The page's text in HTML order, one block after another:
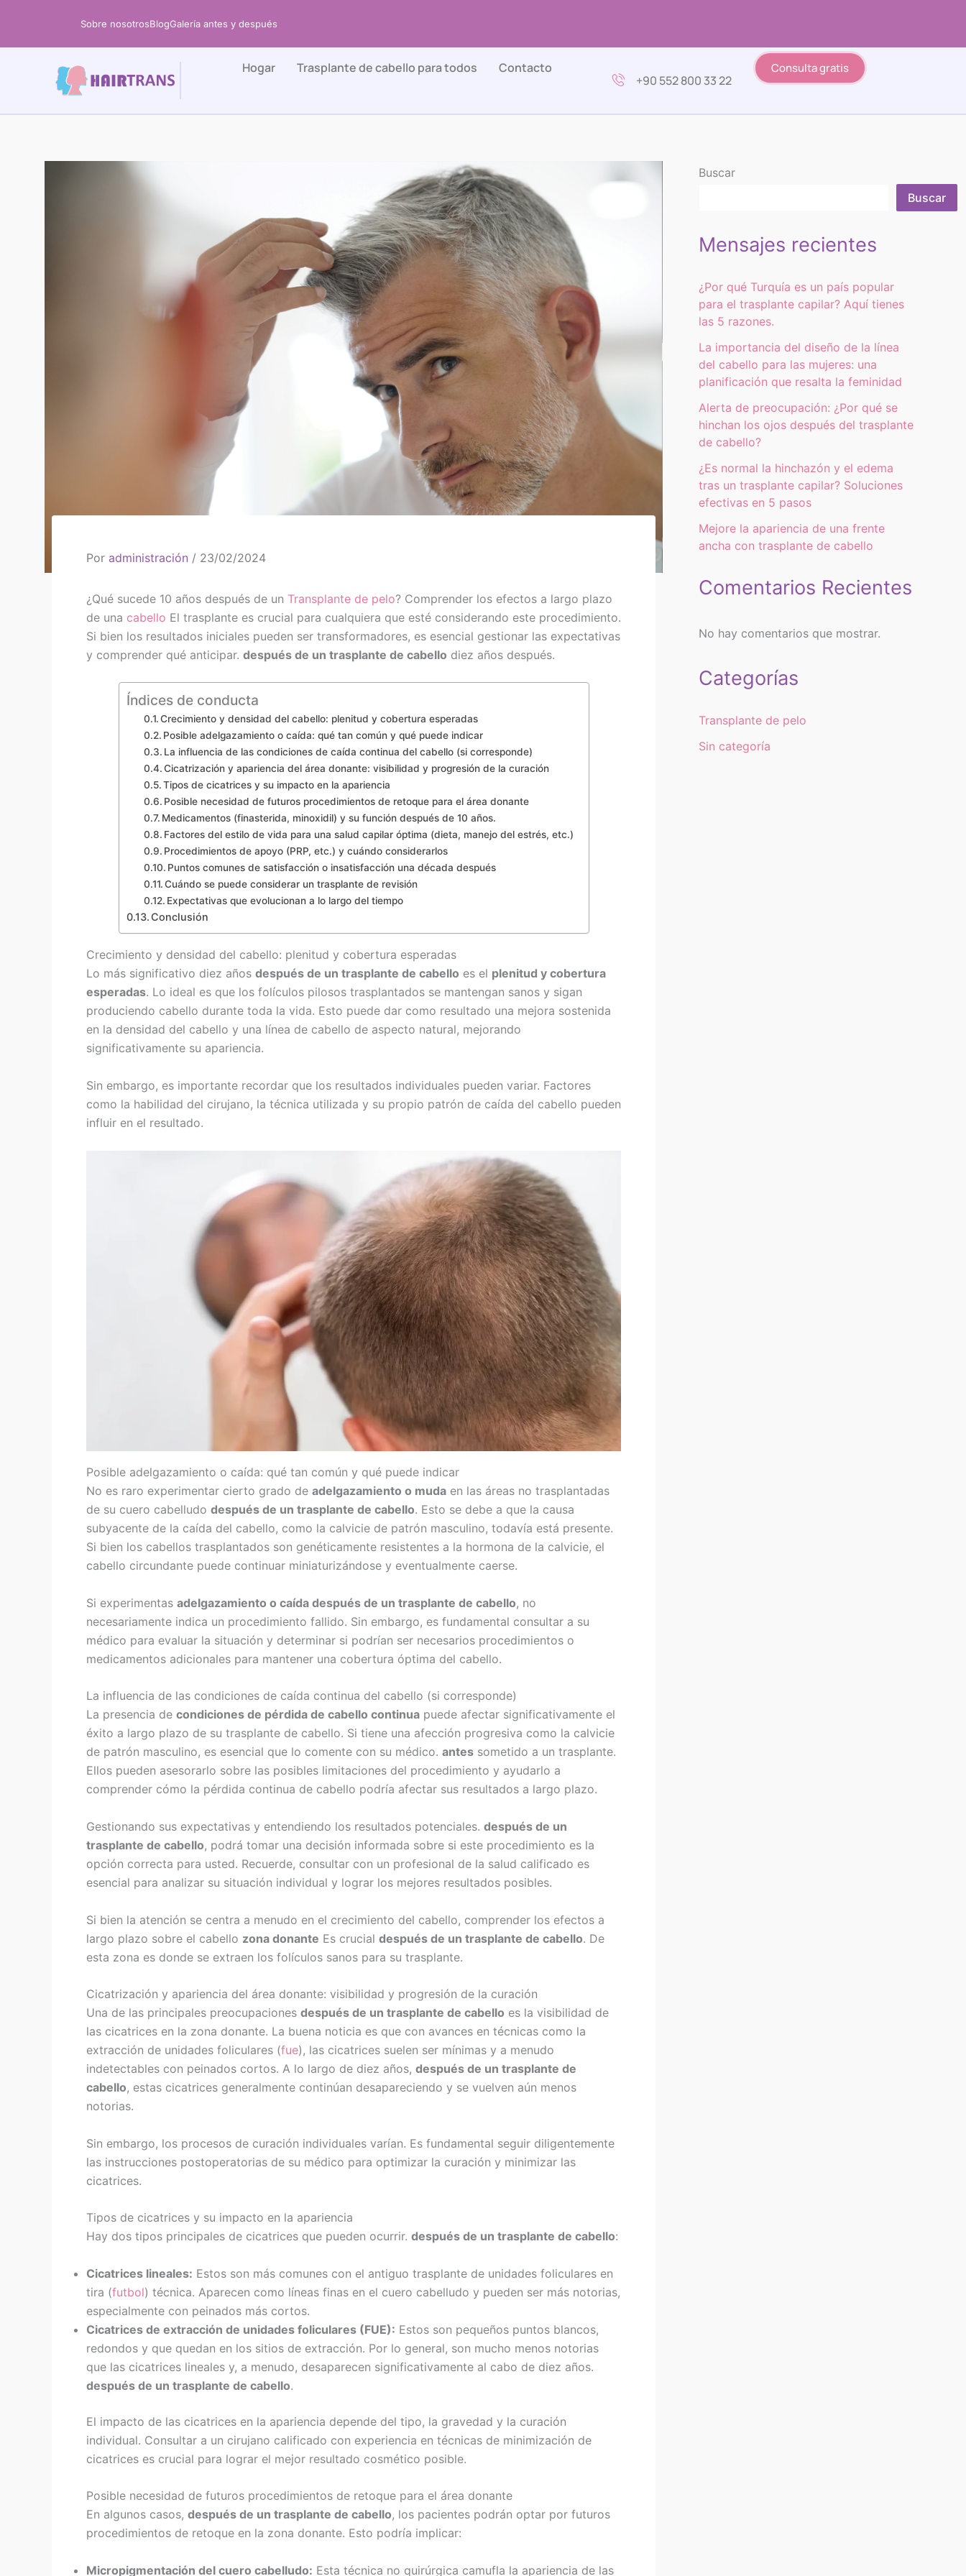
contenido
Sobre nosotrosBlogGalería antes y después
Hogar Trasplante de cabello para todos
Contacto
+90 552 800 33 22
Consulta gratis
Por administración / 23/02/2024
¿Qué sucede 10 años después de un Transplante de pelo? Comprender los efectos a largo plazo
de una cabello El trasplante es crucial para cualquiera que esté considerando este procedimiento.
Si bien los resultados iniciales pueden ser transformadores, es esencial gestionar las expectativas
y comprender qué anticipar. después de un trasplante de cabello diez años después.
Índices de conducta
Crecimiento y densidad del cabello: plenitud y cobertura esperadas
Posible adelgazamiento o caída: qué tan común y qué puede indicar
La influencia de las condiciones de caída continua del cabello (si corresponde)
Cicatrización y apariencia del área donante: visibilidad y progresión de la curación
Tipos de cicatrices y su impacto en la apariencia
Posible necesidad de futuros procedimientos de retoque para el área donante
Medicamentos (finasterida, minoxidil) y su función después de 10 años.
Factores del estilo de vida para una salud capilar óptima (dieta, manejo del estrés, etc.)
Procedimientos de apoyo (PRP, etc.) y cuándo considerarlos
Puntos comunes de satisfacción o insatisfacción una década después
Cuándo se puede considerar un trasplante de revisión
Expectativas que evolucionan a lo largo del tiempo
Conclusión
Crecimiento y densidad del cabello: plenitud y cobertura esperadas
Lo más significativo diez años después de un trasplante de cabello es el plenitud y cobertura
esperadas. Lo ideal es que los folículos pilosos trasplantados se mantengan sanos y sigan
produciendo cabello durante toda la vida. Esto puede dar como resultado una mejora sostenida
en la densidad del cabello y una línea de cabello de aspecto natural, mejorando
significativamente su apariencia.
Sin embargo, es importante recordar que los resultados individuales pueden variar. Factores
como la habilidad del cirujano, la técnica utilizada y su propio patrón de caída del cabello pueden
influir en el resultado.
Posible adelgazamiento o caída: qué tan común y qué puede indicar
No es raro experimentar cierto grado de adelgazamiento o muda en las áreas no trasplantadas
de su cuero cabelludo después de un trasplante de cabello. Esto se debe a que la causa
subyacente de la caída del cabello, como la calvicie de patrón masculino, todavía está presente.
Si bien los cabellos trasplantados son genéticamente resistentes a la hormona de la calvicie, el
cabello circundante puede continuar miniaturizándose y eventualmente caerse.
Si experimentas adelgazamiento o caída después de un trasplante de cabello, no
necesariamente indica un procedimiento fallido. Sin embargo, es fundamental consultar a su
médico para evaluar la situación y determinar si podrían ser necesarios procedimientos o
medicamentos adicionales para mantener una cobertura óptima del cabello.
La influencia de las condiciones de caída continua del cabello (si corresponde)
La presencia de condiciones de pérdida de cabello continua puede afectar significativamente el
éxito a largo plazo de su trasplante de cabello. Si tiene una afección progresiva como la calvicie
de patrón masculino, es esencial que lo comente con su médico. antes sometido a un trasplante.
Ellos pueden asesorarlo sobre las posibles limitaciones del procedimiento y ayudarlo a
comprender cómo la pérdida continua de cabello podría afectar sus resultados a largo plazo.
Gestionando sus expectativas y entendiendo los resultados potenciales. después de un
trasplante de cabello, podrá tomar una decisión informada sobre si este procedimiento es la
opción correcta para usted. Recuerde, consultar con un profesional de la salud calificado es
esencial para analizar su situación individual y lograr los mejores resultados posibles.
Si bien la atención se centra a menudo en el crecimiento del cabello, comprender los efectos a
largo plazo sobre el cabello zona donante Es crucial después de un trasplante de cabello. De
esta zona es donde se extraen los folículos sanos para su trasplante.
Cicatrización y apariencia del área donante: visibilidad y progresión de la curación
Una de las principales preocupaciones después de un trasplante de cabello es la visibilidad de
las cicatrices en la zona donante. La buena noticia es que con avances en técnicas como la
extracción de unidades foliculares (fue), las cicatrices suelen ser mínimas y a menudo
indetectables con peinados cortos. A lo largo de diez años, después de un trasplante de
cabello, estas cicatrices generalmente continúan desapareciendo y se vuelven aún menos
notorias.
Sin embargo, los procesos de curación individuales varían. Es fundamental seguir diligentemente
las instrucciones postoperatorias de su médico para optimizar la curación y minimizar las
cicatrices.
Tipos de cicatrices y su impacto en la apariencia
Hay dos tipos principales de cicatrices que pueden ocurrir. después de un trasplante de cabello:
Cicatrices lineales: Estos son más comunes con el antiguo trasplante de unidades foliculares en
tira (futbol) técnica. Aparecen como líneas finas en el cuero cabelludo y pueden ser más notorias,
especialmente con peinados más cortos.
Cicatrices de extracción de unidades foliculares (FUE): Estos son pequeños puntos blancos,
redondos y que quedan en los sitios de extracción. Por lo general, son mucho menos notorias
que las cicatrices lineales y, a menudo, desaparecen significativamente al cabo de diez años.
después de un trasplante de cabello.
El impacto de las cicatrices en la apariencia depende del tipo, la gravedad y la curación
individual. Consultar a un cirujano calificado con experiencia en técnicas de minimización de
cicatrices es crucial para lograr el mejor resultado cosmético posible.
Posible necesidad de futuros procedimientos de retoque para el área donante
En algunos casos, después de un trasplante de cabello, los pacientes podrán optar por futuros
procedimientos de retoque en la zona donante. Esto podría implicar:
Micropigmentación del cuero cabelludo: Esta técnica no quirúrgica camufla la apariencia de las
Buscar
Buscar
Mensajes recientes
¿Por qué Turquía es un país popular
para el trasplante capilar? Aquí tienes
las 5 razones.
La importancia del diseño de la línea
del cabello para las mujeres: una
planificación que resalta la feminidad
Alerta de preocupación: ¿Por qué se
hinchan los ojos después del trasplante
de cabello?
¿Es normal la hinchazón y el edema
tras un trasplante capilar? Soluciones
efectivas en 5 pasos
Mejore la apariencia de una frente
ancha con trasplante de cabello
Comentarios Recientes
No hay comentarios que mostrar.
Categorías
Transplante de pelo
Sin categoría